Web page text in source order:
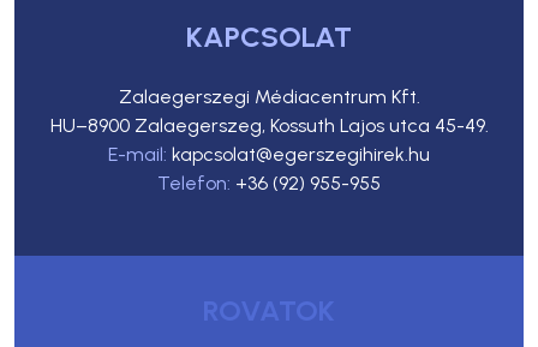
KAPCSOLAT
Zalaegerszegi Médiacentrum Kft.
HU–8900 Zalaegerszeg, Kossuth Lajos utca 45-49.
E-mail: kapcsolat@egerszegihirek.hu
Telefon: +36 (92) 955-955
ROVATOK